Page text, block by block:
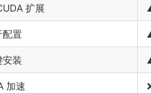
扩展
配置
安装
加速